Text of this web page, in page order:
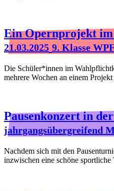
Ein Opernprojekt
21.03.2025 9. Klasse
Die Schüler*innen im
mehrere Wochen an einem
Pausenkonzert in
jahrgangsübergreifend
Nachdem sich mit den
inzwischen eine schöne